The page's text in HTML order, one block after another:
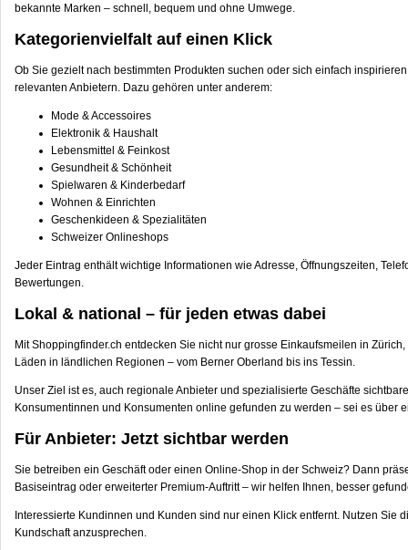
bekannte Marken – schnell, bequem und ohne Umwege.
Kategorienvielfalt auf einen Klick
Ob Sie gezielt nach bestimmten Produkten suchen oder sich einfach
relevanten Anbietern. Dazu gehören unter anderem:
Mode & Accessoires
Elektronik & Haushalt
Lebensmittel & Feinkost
Gesundheit & Schönheit
Spielwaren & Kinderbedarf
Wohnen & Einrichten
Geschenkideen & Spezialitäten
Schweizer Onlineshops
Jeder Eintrag enthält wichtige Informationen wie Adresse, Öffnungszeiten,
Bewertungen.
Lokal & national – für jeden etwas dabei
Mit Shoppingfinder.ch entdecken Sie nicht nur grosse Einkaufsmeilen in
Läden in ländlichen Regionen – vom Berner Oberland bis ins Tessin.
Unser Ziel ist es, auch regionale Anbieter und spezialisierte Geschäfte
Konsumentinnen und Konsumenten online gefunden zu werden – sei es über
Für Anbieter: Jetzt sichtbar werden
Sie betreiben ein Geschäft oder einen Online-Shop in der Schweiz? Dann
Basiseintrag oder erweiterter Premium-Auftritt – wir helfen Ihnen, besser
Interessierte Kundinnen und Kunden sind nur einen Klick entfernt. Nutzen Sie
Kundschaft anzusprechen.